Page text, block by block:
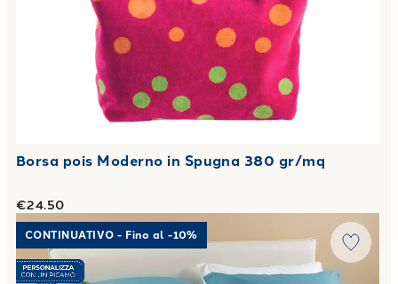
Borsa pois Moderno in Spugna 380 gr/mq
€24.50
Link to "Completo Copripiumino Matrimoniale Percalle
CONTINUATIVO - Fino al -10%